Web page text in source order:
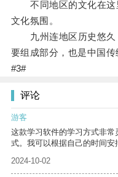
不同地区的文化在这
文化氛围。
九州连地区历史悠久
要组成部分，也是中国传
#3#
评论
游客
这款学习软件的学习方式非
式。我可以根据自己的时间安
2024-10-02